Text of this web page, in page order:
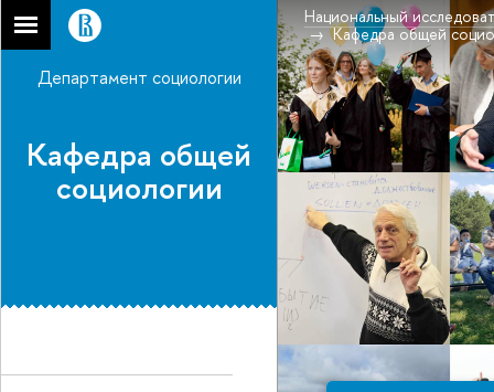
Национальный
Кафедра общей
Департамент социологии
Кафедра общей
социологии